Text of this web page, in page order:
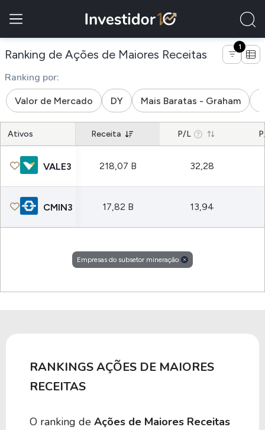
Ranking de Ações de Maiores Receitas de 1
Ranking por:
Valor de Mercado DY Mais Baratas - Graham
Ativos Receita P/L
VALE3 218,07 B 32,28
CMIN3 17,82 B 13,94
Empresas do subsetor mineração
RANKINGS AÇÕES DE MAIORES
RECEITAS
O ranking de Ações de Maiores Receitas